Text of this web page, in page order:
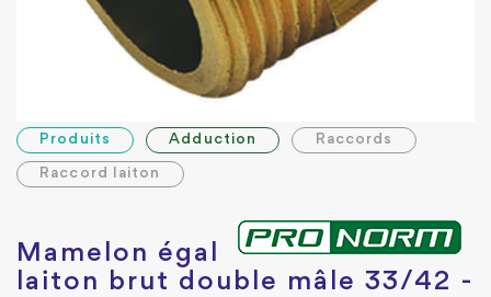
Produits Adduction Raccords
Raccord laiton
Mamelon égal
laiton brut double mâle 33/42 -